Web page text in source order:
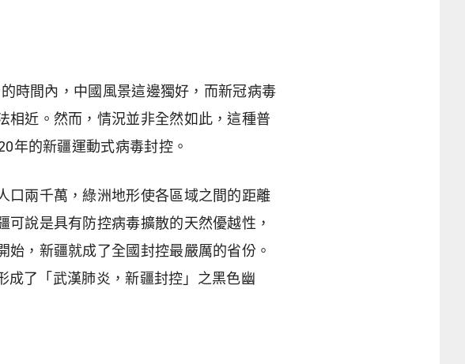
間內，中國風景這邊獨好，而新冠病毒
相近。然而，情況並非全然如此，這種普
年的新疆運動式病毒封控。
兩千萬，綠洲地形使各區域之間的距離
說是具有防控病毒擴散的天然優越性，
，新疆就成了全國封控最嚴厲的省份。
成了「武漢肺炎，新疆封控」之黑色幽